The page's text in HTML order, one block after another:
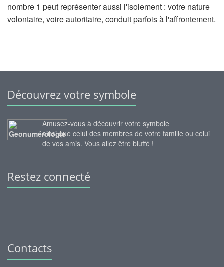
nombre 1 peut représenter aussi l'isolement : votre nature
volontaire, voire autoritaire, conduit parfois à l'affrontement.
Découvrez votre symbole
Amusez-vous à découvrir votre symbole
ainsi que celui des membres de votre famille ou celui
de vos amis. Vous allez être bluffé !
Restez connecté
Contacts